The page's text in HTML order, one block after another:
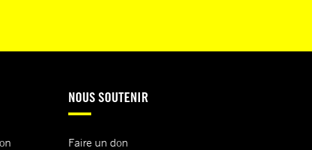
NOUS SOUTENIR
Faire un don